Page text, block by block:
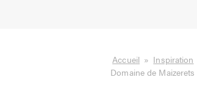
Accueil » Inspiration
Domaine de Maizerets